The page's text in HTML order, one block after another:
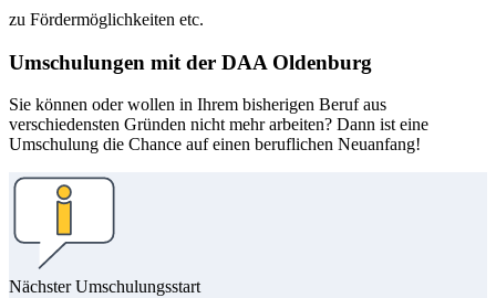
zu Fördermöglichkeiten etc.
Umschulungen mit der DAA Oldenburg
Sie können oder wollen in Ihrem bisherigen Beruf aus
verschiedensten Gründen nicht mehr arbeiten? Dann ist eine
Umschulung die Chance auf einen beruflichen Neuanfang!
Nächster Umschulungsstart